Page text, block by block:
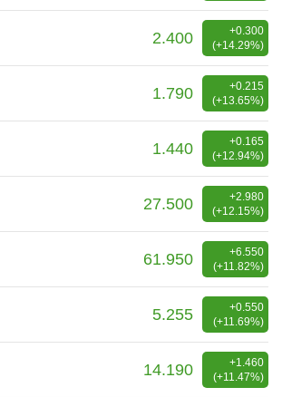
+0.300
(+14.29%)
2.400
+0.215
(+13.65%)
1.790
+0.165
(+12.94%)
1.440
+2.980
(+12.15%)
27.500
+6.550
(+11.82%)
61.950
+0.550
(+11.69%)
5.255
+1.460
(+11.47%)
14.190